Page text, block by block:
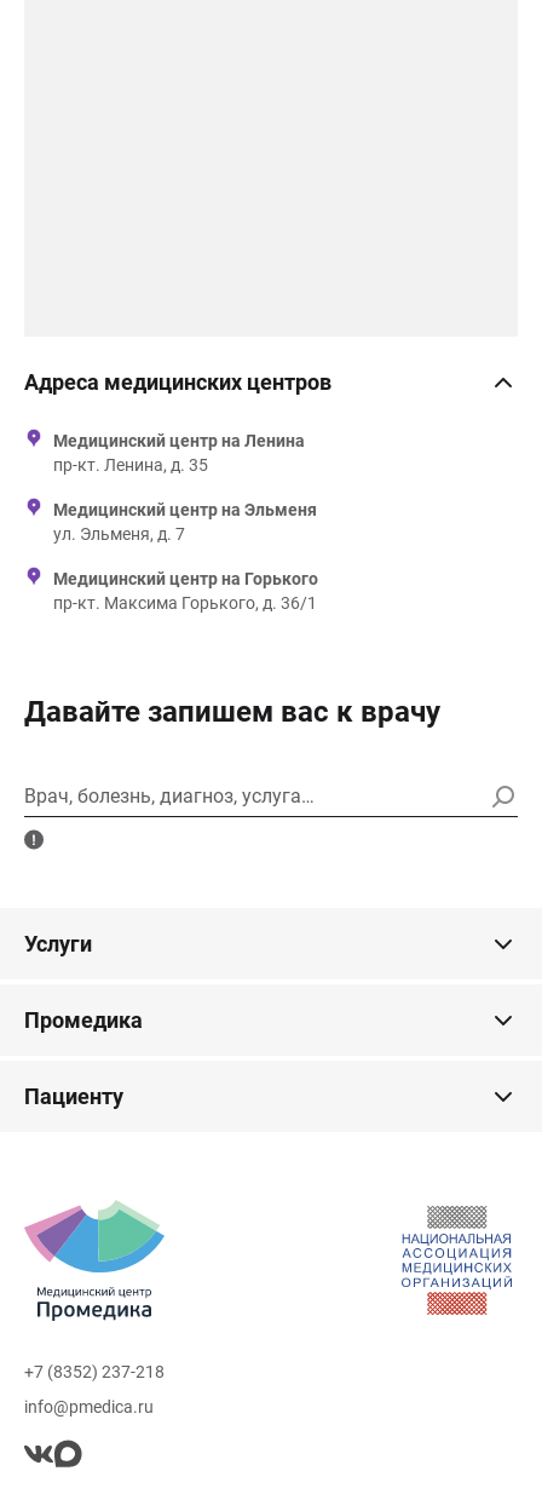
Адреса медицинских центров
Медицинский центр на Ленина
пр-кт. Ленина, д. 35
Медицинский центр на Эльменя
ул. Эльменя, д. 7
Медицинский центр на Горького
пр-кт. Максима Горького, д. 36/1
Давайте запишем вас к врачу
Врач, болезнь, диагноз, услуга…
Услуги
Промедика
Пациенту
+7 (8352) 237-218
info@pmedica.ru